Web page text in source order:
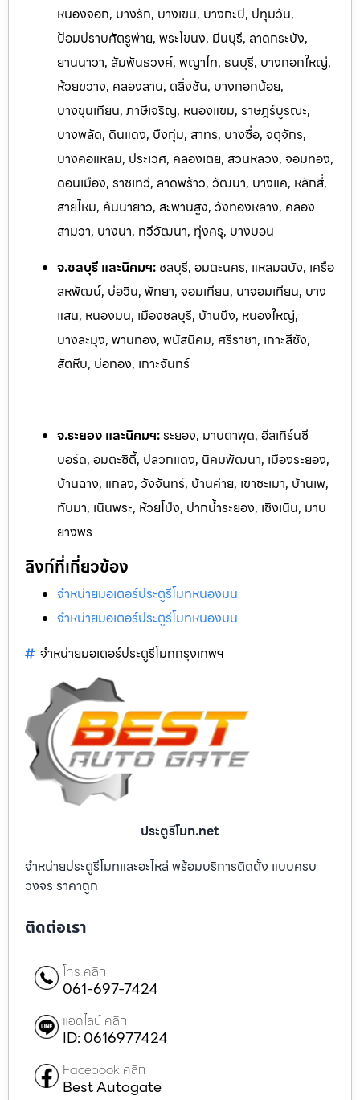
หนองจอก, บางรัก, บางเขน, บางกะปิ, ปทุมวัน,
ป้อมปราบศัตรูพ่าย, พระโขนง, มีนบุรี, ลาดกระบัง,
ยานนาวา, สัมพันธวงศ์, พญาไท, ธนบุรี, บางกอกใหญ่,
ห้วยขวาง, คลองสาน, ตลิ่งชัน, บางกอกน้อย,
บางขุนเทียน, ภาษีเจริญ, หนองแขม, ราษฎร์บูรณะ,
บางพลัด, ดินแดง, บึงกุ่ม, สาทร, บางซื่อ, จตุจักร,
บางคอแหลม, ประเวศ, คลองเตย, สวนหลวง, จอมทอง,
ดอนเมือง, ราชเทวี, ลาดพร้าว, วัฒนา, บางแค, หลักสี่,
สายไหม, คันนายาว, สะพานสูง, วังทองหลาง, คลอง
สามวา, บางนา, ทวีวัฒนา, ทุ่งครุ, บางบอน
จ.ชลบุรี และนิคมฯ: ชลบุรี, อมตะนคร, แหลมฉบัง, เครือ
สหพัฒน์, บ่อวิน, พัทยา, จอมเทียน, นาจอมเทียน, บาง
แสน, หนองมน, เมืองชลบุรี, บ้านบึง, หนองใหญ่,
บางละมุง, พานทอง, พนัสนิคม, ศรีราชา, เกาะสีชัง,
สัตหีบ, บ่อทอง, เกาะจันทร์
จ.ระยอง และนิคมฯ:ระยอง, มาบตาพุด, อีสเทิร์นซี
บอร์ด, อมตะซิตี้, ปลวกแดง, นิคมพัฒนา, เมืองระยอง,
บ้านฉาง, แกลง, วังจันทร์, บ้านค่าย, เขาชะเมา, บ้านเพ,
ทับมา, เนินพระ, ห้วยโป่ง, ปากน้ำระยอง, เชิงเนิน, มาบ
ยางพร
ลิงก์ที่เกี่ยวข้อง
จำหน่ายมอเตอร์ประตูรีโมทหนองมน
จำหน่ายมอเตอร์ประตูรีโมทหนองมน
จำหน่ายมอเตอร์ประตูรีโมทกรุงเทพฯ
ประตูรีโมท.net
จำหน่ายประตูรีโมทและอะไหล่ พร้อมบริการติดตั้ง แบบครบ
วงจร ราคาถูก
ติดต่อเรา
โทร คลิก
061-697-7424
แอดไลน์ คลิก
ID: 0616977424
Facebook คลิก
Best Autogate